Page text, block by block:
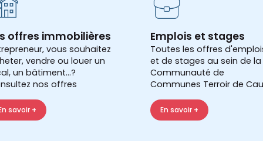
offres immobilières
vous souhaitez
vendre ou louer un
un bâtiment...?
nos offres
savoir +
Emplois et stages
Toutes les offres
et de stages au sein de la
Communauté de
Communes Terroir de
En savoir +